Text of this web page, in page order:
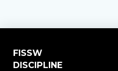
FISSW
DISCIPLINE